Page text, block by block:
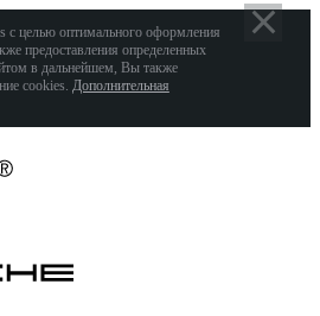
с целью оптимального оформления
предоставления определенных
в дальнейшем, Вы также
cookies. Дополнительная